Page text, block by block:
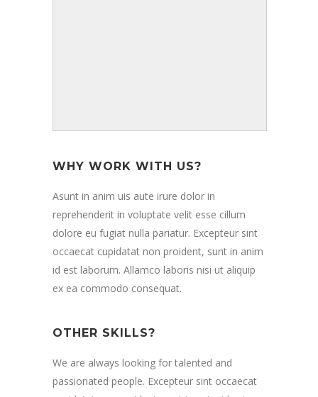
WHY WORK WITH US?
Asunt in anim uis aute irure dolor in
reprehenderit in voluptate velit esse cillum
dolore eu fugiat nulla pariatur. Excepteur sint
occaecat cupidatat non proident, sunt in anim
id est laborum. Allamco laboris nisi ut aliquip
ex ea commodo consequat.
OTHER SKILLS?
We are always looking for talented and
passionated people. Excepteur sint occaecat